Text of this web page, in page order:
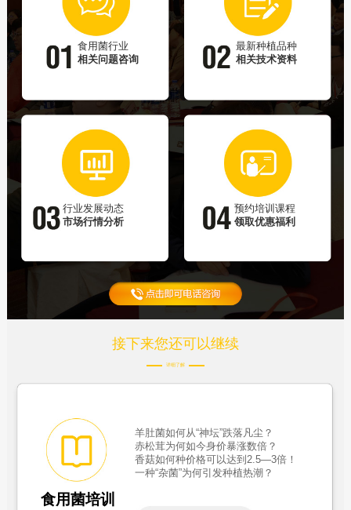
食用菌行业
相关问题咨询
最新种植品种
相关技术资料
行业发展动态
市场行情分析
预约培训课程
领取优惠福利
接下来您还可以继续
详细了解
食用菌培训
羊肚菌如何从“神坛”跌落凡尘？
赤松茸为何如今身价暴涨数倍？
香菇如何种价格可以达到2.5—3倍！
一种“杂菌”为何引发种植热潮？